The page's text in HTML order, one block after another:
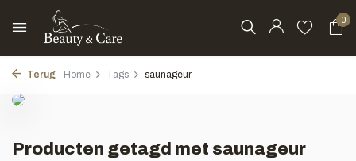
0
Terug Home Tags saunageur
Producten getagd met saunageur